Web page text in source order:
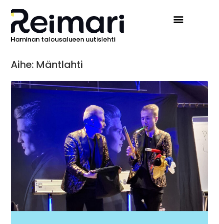
Haminan talousalueen uutislehti
Aihe: Mäntlahti